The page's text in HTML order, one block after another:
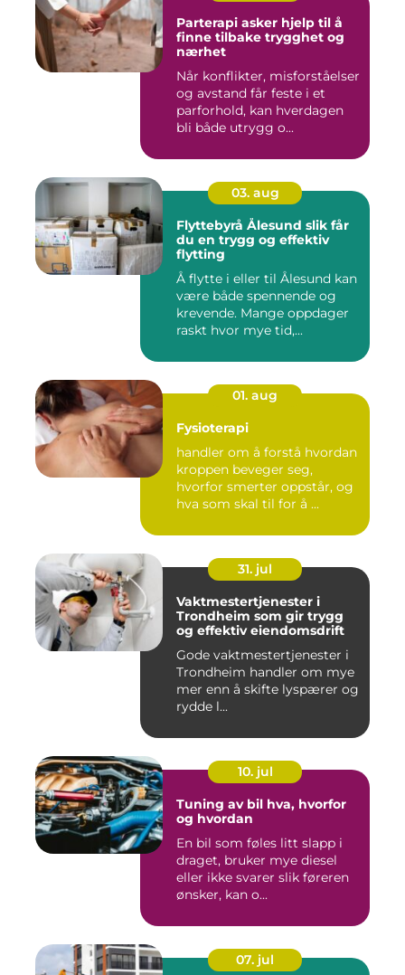
Parterapi asker hjelp til å
finne tilbake trygghet og
nærhet
Når konflikter, misforståelser
og avstand får feste i et
parforhold, kan hverdagen
bli både utrygg o...
03. aug
Flyttebyrå Ålesund slik får
du en trygg og effektiv
flytting
Å flytte i eller til Ålesund kan
være både spennende og
krevende. Mange oppdager
raskt hvor mye tid,...
01. aug
Fysioterapi
handler om å forstå hvordan
kroppen beveger seg,
hvorfor smerter oppstår, og
hva som skal til for å ...
31. jul
Vaktmestertjenester i
Trondheim som gir trygg
og effektiv eiendomsdrift
Gode vaktmestertjenester i
Trondheim handler om mye
mer enn å skifte lyspærer og
rydde l...
10. jul
Tuning av bil hva, hvorfor
og hvordan
En bil som føles litt slapp i
draget, bruker mye diesel
eller ikke svarer slik føreren
ønsker, kan o...
07. jul